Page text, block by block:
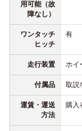
用可能（故
障なし）
ワンタッチ
ヒッチ
有
走行装置 ホイ
付属品 取説
運賃・運送
方法
購入